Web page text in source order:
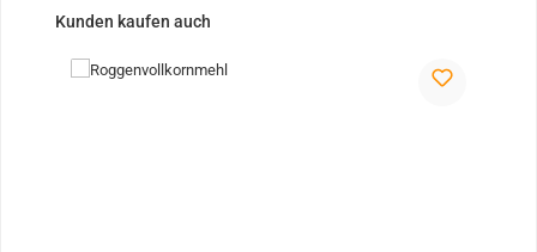
Produktgalerie überspringen
Kunden kaufen auch